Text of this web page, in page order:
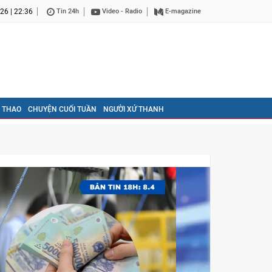
| 22:36 Tin 24h Video - Radio E-magazine
THAO CHUYỆN CUỐI TUẦN NGƯỜI XỨ THANH